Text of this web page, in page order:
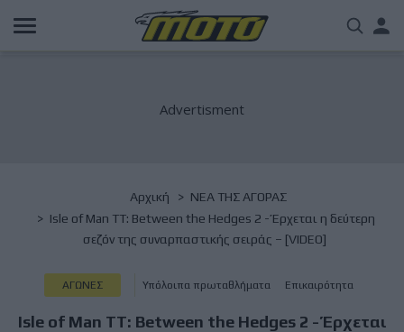
Παράκαμψη
προς
Breadcrumb
Αρχική
NΕΑ ΤΗΣ ΑΓΟΡΑΣ
Isle of Man TT: Between the Hedges 2 - Έρχεται η δεύτερη
σεζόν της συναρπαστικής σειράς – [VIDEO]
ΑΓΩΝΕΣ Υπόλοιπα πρωταθλήματα Επικαιρότητα
Isle of Man TT: Between the Hedges 2 - Έρχεται